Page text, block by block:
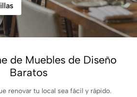
de Muebles de Diseño
Baratos
renovar tu local sea fácil y rápido.